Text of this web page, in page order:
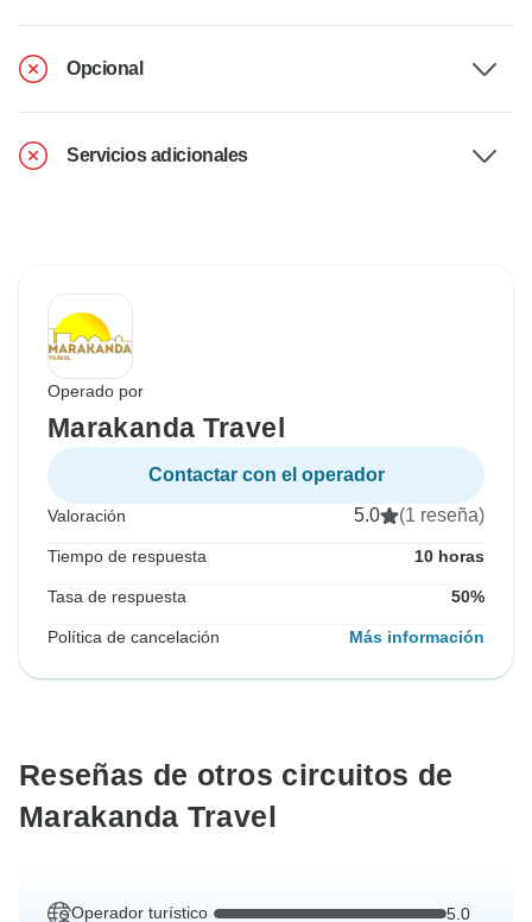
Opcional
Servicios adicionales
Operado por
Marakanda Travel
Contactar con el operador
Valoración 5.0 (1 reseña)
Tiempo de respuesta 10 horas
Tasa de respuesta 50%
Política de cancelación Más información
Reseñas de otros circuitos de
Marakanda Travel
Operador turístico 5.0